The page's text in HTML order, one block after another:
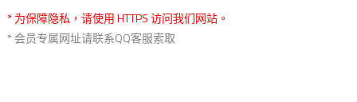
* 为保障隐私，请使用 HTTPS 访问我们网站。
* 会员专属网址请联系QQ客服索取